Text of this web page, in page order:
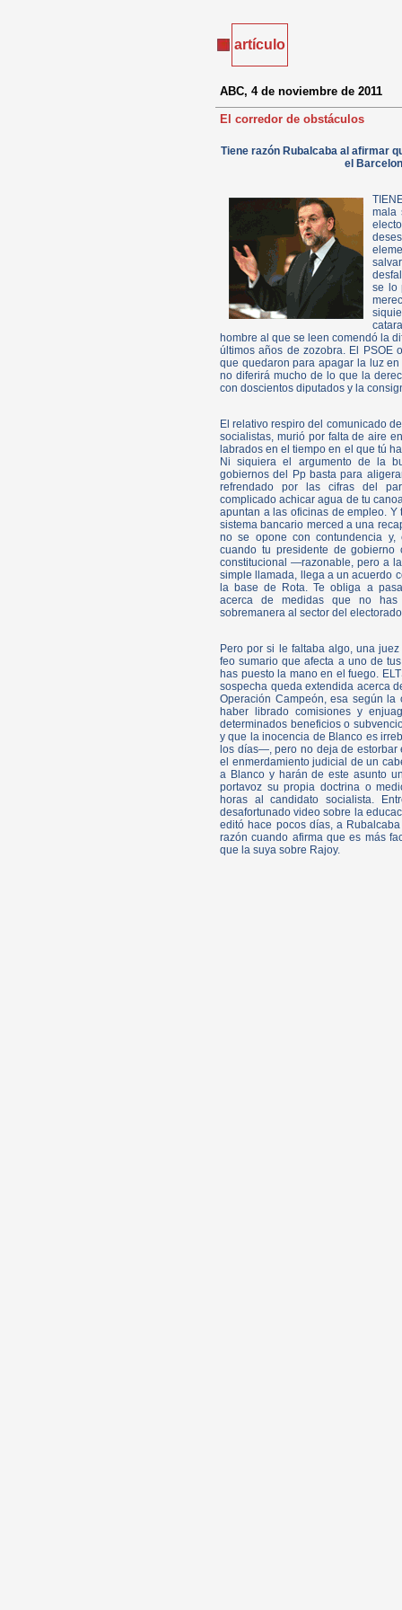
artículo
ABC, 4 de noviembre de 2011
El corredor de obstáculos
Tiene razón Rubalcaba al afirmar
el
mala
se lo
hombre al que se leen comendó la
últimos años de zozobra. El PSOE
que quedaron para apagar la luz
no diferirá mucho de lo que la
con doscientos diputados y la
El relativo respiro del comunicado
socialistas, murió por falta de aire
labrados en el tiempo en el que tú
Ni siquiera el argumento de la
gobiernos del Pp basta para
refrendado por las cifras del
complicado achicar agua de tu
apuntan a las oficinas de empleo.
sistema bancario merced a una
no se opone con contundencia y,
cuando tu presidente de
constitucional —razonable, pero a
simple llamada, llega a un acuerdo
la base de Rota. Te obliga a
acerca de medidas que no has
sobremanera al sector del
Pero por si le faltaba algo, una
feo sumario que afecta a uno de
has puesto la mano en el fuego.
sospecha queda extendida acerca
Operación Campeón, esa según
haber librado comisiones y
determinados beneficios o
y que la inocencia de Blanco es
los días—, pero no deja de
el enmerdamiento judicial de un
a Blanco y harán de este asunto
portavoz su propia doctrina o
horas al candidato socialista.
desafortunado video sobre la
editó hace pocos días, a
razón cuando afirma que es más
que la suya sobre Rajoy.